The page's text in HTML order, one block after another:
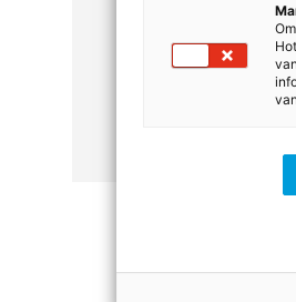
account? Meld je
Meld je aan